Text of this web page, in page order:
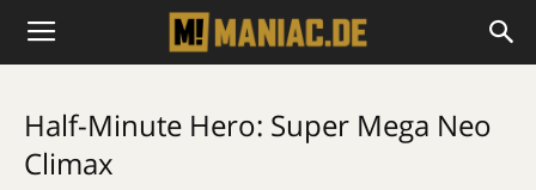
Half-Minute Hero: Super Mega Neo
Climax